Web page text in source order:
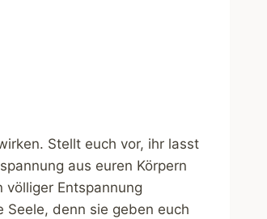
Stellt euch vor, ihr lasst
aus euren Körpern
Entspannung
Seele, denn sie geben euch